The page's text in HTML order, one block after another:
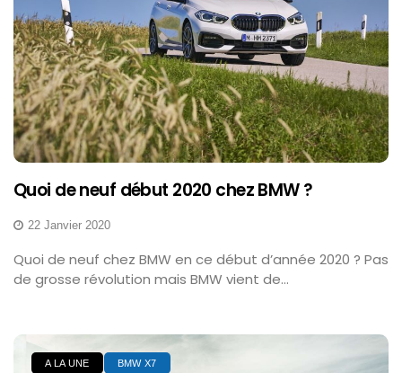
Quoi de neuf début 2020 chez BMW ?
22 Janvier 2020
Quoi de neuf chez BMW en ce début d’année 2020 ? Pas
de grosse révolution mais BMW vient de...
A LA UNE BMW X7